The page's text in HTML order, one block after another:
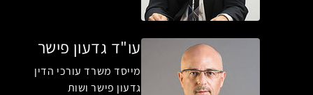
עו"ד גדעון פישר
מייסד משרד עורכי הדין
גדעון פישר ושות